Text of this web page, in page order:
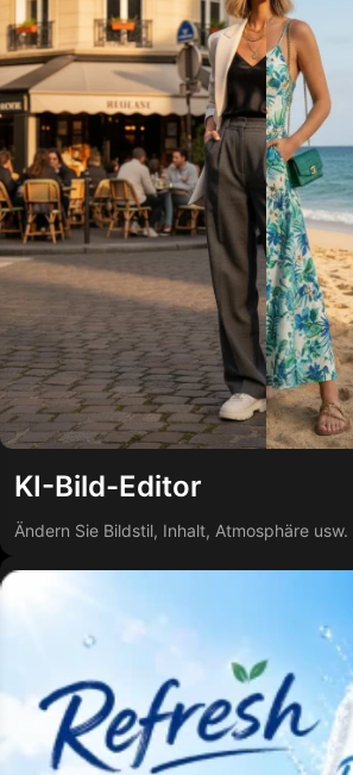
KI-Bild-Editor
Ändern Sie Bildstil, Inhalt, Atmosphäre